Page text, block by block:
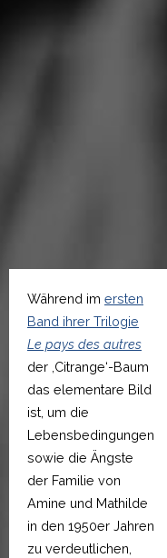
Während im ersten
Band ihrer Trilogie
Le pays des autres
der ,Citrange‘-Baum
das elementare Bild
ist, um die
Lebensbedingungen
sowie die Ängste
der Familie von
Amine und Mathilde
in den 1950er Jahren
zu verdeutlichen,